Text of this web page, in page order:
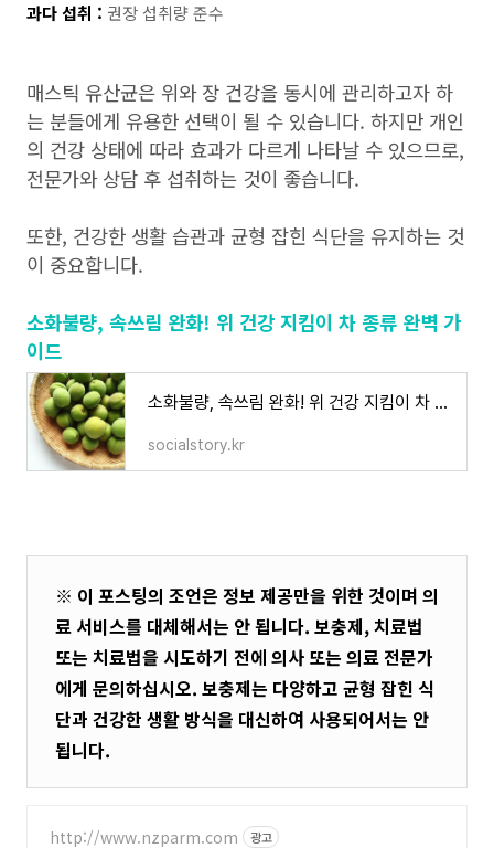
과다 섭취 : 권장 섭취량 준수
매스틱 유산균은 위와 장 건강을 동시에 관리하고자 하
는 분들에게 유용한 선택이 될 수 있습니다. 하지만 개인
의 건강 상태에 따라 효과가 다르게 나타날 수 있으므로,
전문가와 상담 후 섭취하는 것이 좋습니다.
또한, 건강한 생활 습관과 균형 잡힌 식단을 유지하는 것
이 중요합니다.
소화불량, 속쓰림 완화! 위 건강 지킴이 차 종류 완벽 가
이드
소화불량, 속쓰림 완화! 위 건강 지킴이 차 종류 완벽 가이드
socialstory.kr
※ 이 포스팅의 조언은 정보 제공만을 위한 것이며 의
료 서비스를 대체해서는 안 됩니다. 보충제, 치료법
또는 치료법을 시도하기 전에 의사 또는 의료 전문가
에게 문의하십시오. 보충제는 다양하고 균형 잡힌 식
단과 건강한 생활 방식을 대신하여 사용되어서는 안
됩니다.
http://www.nzparm.com 광고